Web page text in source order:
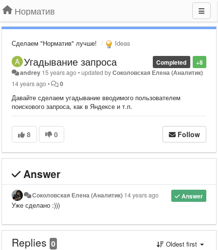
Норматив
Сделаем "Норматив" лучше! Ideas
+8
Completed
Угадывание запроса
andrey 15 years ago•updated byСоколовская Елена (Аналитик)
14 years ago• 0
Давайте сделаем угадывание вводимого пользователем
поискового запроса, как в Яндексе и т.п.
8 0 Follow
Answer
Answer
Соколовская Елена (Аналитик) 14 years ago
Уже сделано :)))
Replies 0 Oldest first